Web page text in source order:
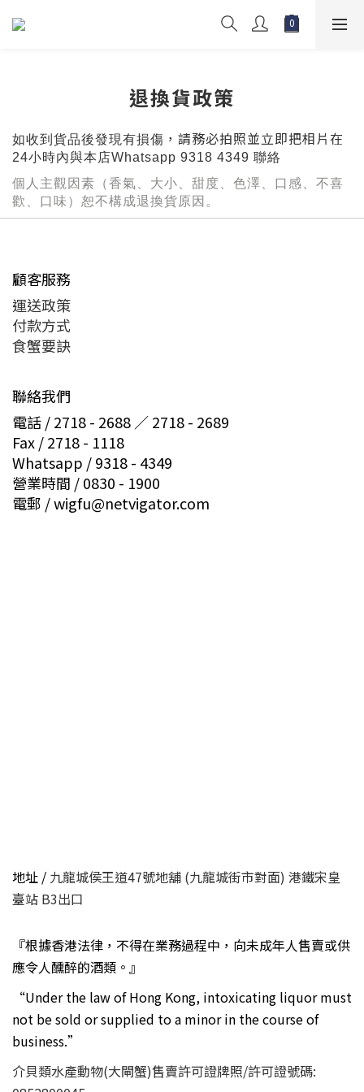
退換貨政策
如收到貨品後發現有損傷 ，請務必拍照並立即把相片在
24小時內與本店Whatsapp 9318 4349 聯絡
個人主觀因素（香氣、大小、甜度、色澤、口感、不喜
歡、口味）恕不構成退換貨原因。
顧客服務
運送政策
付款方式
食蟹要訣
聯絡我們
電話 / 2718 - 2688 ／ 2718 - 2689
Fax / 2718 - 1118
Whatsapp / 9318 - 4349
營業時間 / 0830 - 1900
電郵 / wigfu@netvigator.com
地址 / 九龍城侯王道47號地舖 (九龍城街市對面) 港鐵宋皇
臺站 B3出口
『根據香港法律，不得在業務過程中，向未成年人售賣或供
應令人醺醉的酒類。』
“Under the law of Hong Kong, intoxicating liquor must
not be sold or supplied to a minor in the course of
business.”
介貝類水產動物(大閘蟹)售賣許可證牌照/許可證號碼: